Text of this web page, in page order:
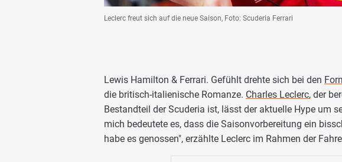
Leclerc freut sich auf die neue Saison, Foto: Scuderia Ferrari
Lewis Hamilton & Ferrari. Gefühlt drehte sich bei den
die britisch-italienische Romanze. Charles Leclerc, der
Bestandteil der Scuderia ist, lässt der aktuelle Hype um
mich bedeutete es, dass die Saisonvorbereitung ein
habe es genossen", erzählte Leclerc im Rahmen der